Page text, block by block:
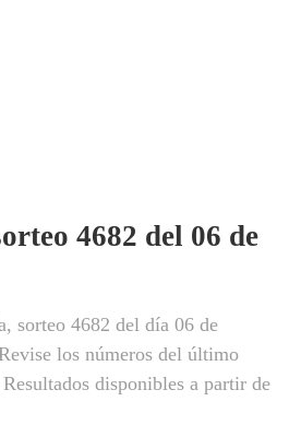
4682 del 06 de
sorteo 4682 del día 06 de
los números del último
disponibles a partir de